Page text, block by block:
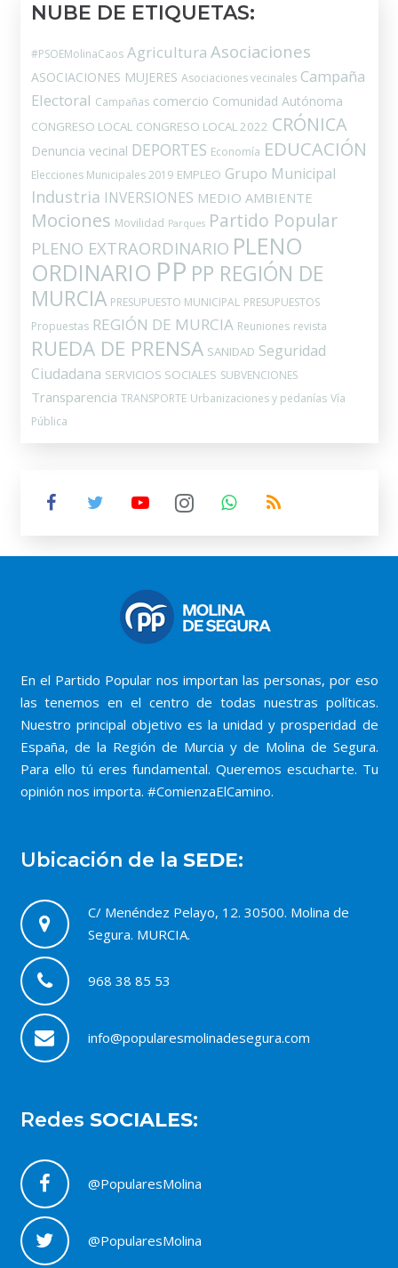
NUBE DE ETIQUETAS:
#PSOEMolinaCaos Agricultura Asociaciones
ASOCIACIONES MUJERES Asociaciones vecinales Campaña
Electoral Campañas comercio Comunidad Autónoma
CONGRESO LOCAL CONGRESO LOCAL 2022 CRÓNICA
Denuncia vecinal DEPORTES Economía EDUCACIÓN
Elecciones Municipales 2019 EMPLEO Grupo Municipal
Industria INVERSIONES MEDIO AMBIENTE
Mociones Movilidad Parques Partido Popular
PLENO EXTRAORDINARIO PLENO
ORDINARIO PP PP REGIÓN DE
MURCIA PRESUPUESTO MUNICIPAL PRESUPUESTOS
Propuestas REGIÓN DE MURCIA Reuniones revista
RUEDA DE PRENSA SANIDAD Seguridad
Ciudadana SERVICIOS SOCIALES SUBVENCIONES
Transparencia TRANSPORTE Urbanizaciones y pedanías Vía
Pública
En el Partido Popular nos importan las personas, por eso
las tenemos en el centro de todas nuestras políticas.
Nuestro principal objetivo es la unidad y prosperidad de
España, de la Región de Murcia y de Molina de Segura.
Para ello tú eres fundamental. Queremos escucharte. Tu
opinión nos importa. #ComienzaElCamino.
Ubicación de la SEDE:
C/ Menéndez Pelayo, 12. 30500. Molina de
Segura. MURCIA.
968 38 85 53
info@popularesmolinadesegura.com
Redes SOCIALES:
@PopularesMolina
@PopularesMolina